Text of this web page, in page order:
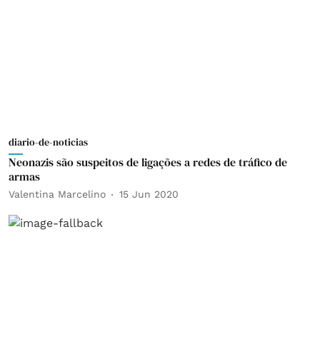
diario-de-noticias
Neonazis são suspeitos de ligações a redes de tráfico de
armas
Valentina Marcelino 15 Jun 2020